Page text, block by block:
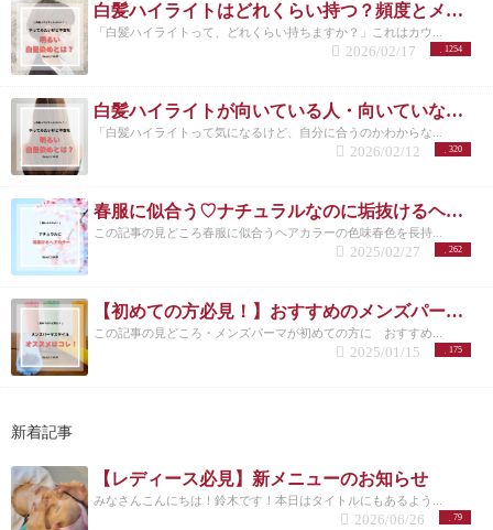
白髪ハイライトはどれくらい持つ？頻度とメンテナンスの目安を解説
「白髪ハイライトって、どれくらい持ちますか？」これはカウ...
1254
2026/02/17
白髪ハイライトが向いている人・向いていない人｜後悔しない選び方 洗足
「白髪ハイライトって気になるけど、自分に合うのかわからな...
320
2026/02/12
春服に似合う♡ナチュラルなのに垢抜けるヘアカラー特集
この記事の見どころ春服に似合うヘアカラーの色味春色を長持...
262
2025/02/27
【初めての方必見！】おすすめのメンズパーマスタイルとは？/洗足
この記事の見どころ・メンズパーマが初めての方に おすすめ...
175
2025/01/15
新着記事
【レディース必見】新メニューのお知らせ
みなさんこんにちは！鈴木です！本日はタイトルにもあるよう...
79
2026/06/26